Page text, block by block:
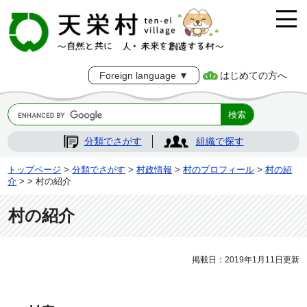
Foreign language ▼ はじめての方へ
分類でさがす 組織で探す
トップページ >分類でさがす >村政情報 >村のプロフィール >村の紹
介 >> 村の紹介
村の紹介
掲載日：2019年1月11日更新